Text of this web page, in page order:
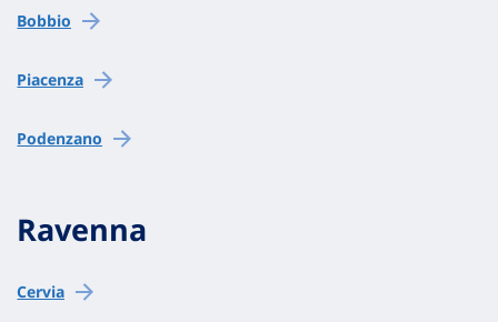
Bobbio
Piacenza
Podenzano
Ravenna
Cervia